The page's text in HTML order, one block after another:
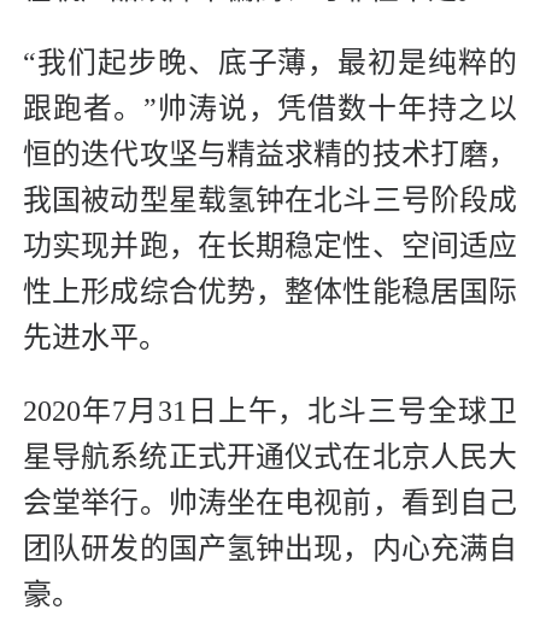
“我们起步晚、底子薄，最初是纯粹的
跟跑者。”帅涛说，凭借数十年持之以
恒的迭代攻坚与精益求精的技术打磨，
我国被动型星载氢钟在北斗三号阶段成
功实现并跑，在长期稳定性、空间适应
性上形成综合优势，整体性能稳居国际
先进水平。
2020年7月31日上午，北斗三号全球卫
星导航系统正式开通仪式‌在‌北京人民大
会堂‌举行。帅涛坐在电视前，看到自己
团队研发的国产氢钟出现，内心充满自
豪。